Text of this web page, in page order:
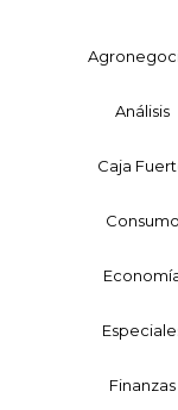
Análisis
Caja
Consumo
Finanzas